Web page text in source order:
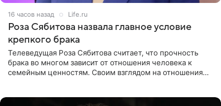
16 часов назад Life.ru
Роза Сябитова назвала главное условие
крепкого брака
Телеведущая Роза Сябитова считает, что прочность
брака во многом зависит от отношения человека к
семейным ценностям. Своим взглядом на отношения